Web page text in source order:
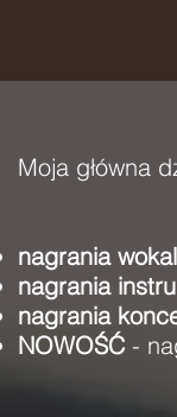
Moja główna
nagrania
nagrania
nagrania
NOWOŚĆ-